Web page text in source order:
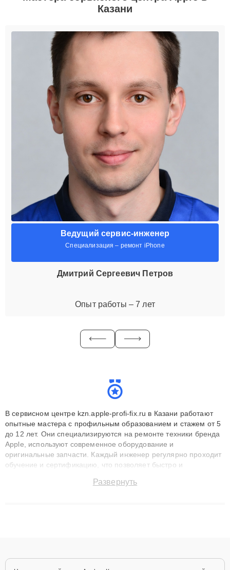
Казани
Ведущий сервис-инженер
Специализация – ремонт iPhone
Дмитрий Сергеевич Петров
Опыт работы – 7 лет
В сервисном центре kzn.apple-profi-fix.ru в Казани работают
опытные мастера с профильным образованием и стажем от 5
до 12 лет. Они специализируются на ремонте техники бренда
Apple, используют современное оборудование и
оригинальные запчасти. Каждый инженер регулярно проходит
обучение и сертификацию, что позволяет быстро и
сохранением гарантии до 3 лет. Наши мастера решают
Развернуть